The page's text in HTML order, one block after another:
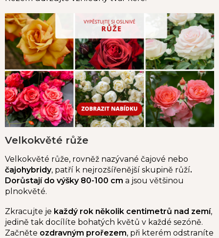
Velkokvěté růže
Velkokvěté růže, rovněž nazývané čajové nebo
čajohybridy, patří k nejrozšířenější skupině růží.
Dorůstají do výšky 80-100 cm a jsou většinou
plnokvěté.
Zkracujte je každý rok několik centimetrů nad zemí,
jedině tak docílíte bohatých květů v každé sezóně.
Začněte ozdravným prořezem, při kterém odstraníte